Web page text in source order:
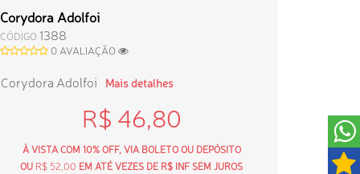
Corydora Adolfoi
CÓDIGO 1388
0 AVALIAÇÃO
Corydora Adolfoi Mais detalhes
R$ 46,80
À VISTA COM 10% OFF, VIA BOLETO OU DEPÓSITO
OU R$ 52,00 EM ATÉ VEZES DE R$ INF SEM JUROS